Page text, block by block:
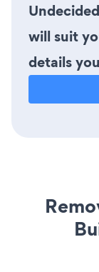
will suit
details